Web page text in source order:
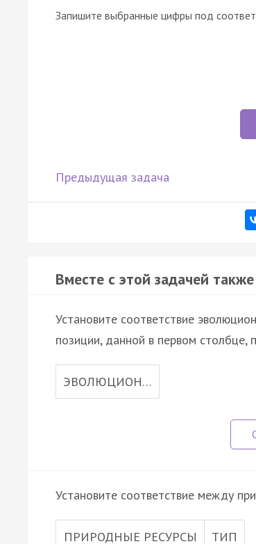
Запишите выбранные цифры под
Предыдущая задача
Вместе с этой задачей
Установите соответствие
позиции, данной в первом
ЭВОЛЮЦИОН…
Установите соответствие между
ПРИРОДНЫЕ РЕСУРСЫ ТИП